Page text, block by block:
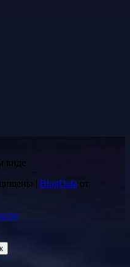
виде
| BlogData от